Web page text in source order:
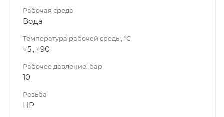
Рабочая среда
Вода
Температура рабочей среды, °C
+5,,,+90
Рабочее давление, бар
10
Резьба
НР